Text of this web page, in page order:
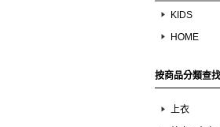
KIDS
HOME
按商品分類查找
上衣